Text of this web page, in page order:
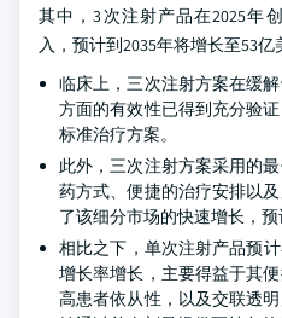
其中，3次注射产品在2025年
入，预计到2035年将增长至53亿
临床上，三次注射方案在缓
方面的有效性已得到充分验
标准治疗方案。
此外，三次注射方案采用的
药方式、便捷的治疗安排以
了该细分市场的快速增长，
相比之下，单次注射产品预
增长率增长，主要得益于其
高患者依从性，以及交联透